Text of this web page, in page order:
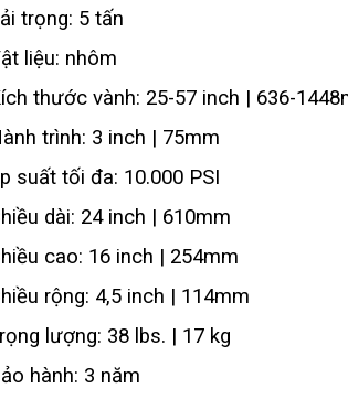
trọng: 5 tấn
liệu: nhôm
thước vành: 25-57 inch | 636-
trình: 3 inch | 75mm
suất tối đa: 10.000 PSI
dài: 24 inch | 610mm
cao: 16 inch | 254mm
rộng: 4,5 inch | 114mm
lượng: 38 lbs. | 17 kg
hành: 3 năm